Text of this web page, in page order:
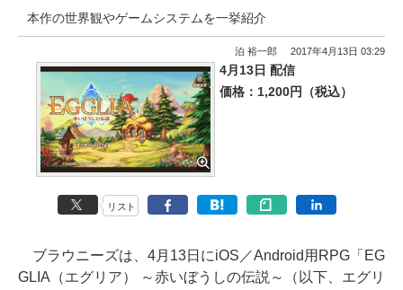
本作の世界観やゲームシステムを一挙紹介
泊 裕一郎 2017年4月13日 03:29
4月13日 配信
価格：1,200円（税込）
リスト
ブラウニーズは、4月13日にiOS／Android用RPG「EG
GLIA（エグリア） ～赤いぼうしの伝説～（以下、エグリ